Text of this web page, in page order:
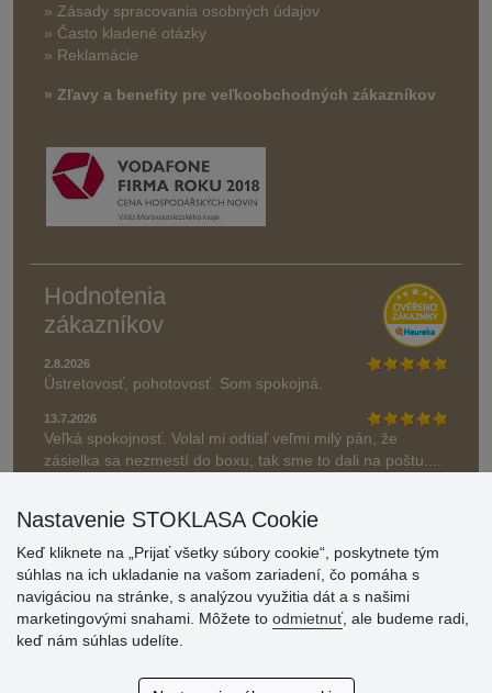
» Zásady spracovania osobných údajov
» Často kladené otázky
» Reklamácie
» Zľavy a benefity pre veľkoobchodných zákazníkov
Hodnotenia
zákazníkov
2.8.2026
Ústretovosť, pohotovosť. Som spokojná.
13.7.2026
Veľká spokojnosť. Volal mi odtiaľ veľmi milý pán, že
zásielka sa nezmestí do boxu, tak sme to dali na poštu....
» Aktuálne 6948 recenzií
* Recenzie neoverujeme
Nastavenie STOKLASA Cookie
Keď kliknete na „Prijať všetky súbory cookie“, poskytnete tým
súhlas na ich ukladanie na vašom zariadení, čo pomáha s
navigáciou na stránke, s analýzou využitia dát a s našimi
marketingovými snahami. Môžete to odmietnuť, ale budeme radi,
keď nám súhlas udelíte.